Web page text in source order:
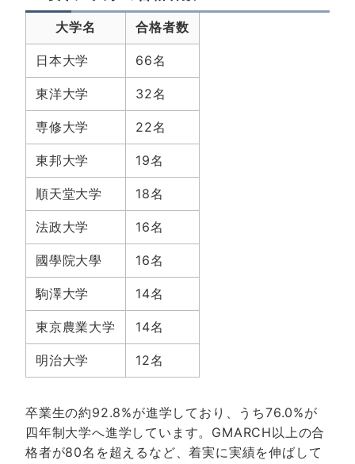
大学名 合格者数
日本大学 66名
東洋大学 32名
専修大学 22名
東邦大学 19名
順天堂大学 18名
法政大学 16名
國學院大學 16名
駒澤大学 14名
東京農業大学 14名
明治大学 12名
卒業生の約92.8%が進学しており、うち76.0%が
四年制大学へ進学しています。GMARCH以上の合
格者が80名を超えるなど、着実に実績を伸ばして